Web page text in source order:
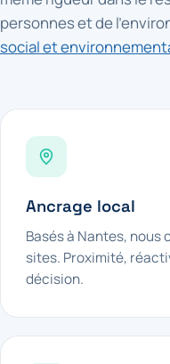
personnes et de
social et
Ancrage local
Basés à Nantes,
sites. Proximité,
décision.